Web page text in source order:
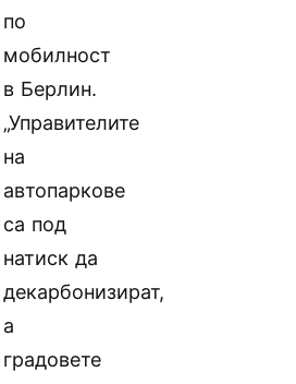
по
мобилност
в Берлин.
„Управителите
на
автопаркове
са под
натиск да
декарбонизират,
а
градовете